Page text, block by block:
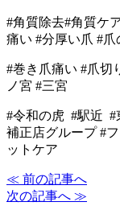
#角質除去#角質ケ
痛い #分厚い爪 #爪
#巻き爪痛い #爪切
ノ宮 #三宮
#令和の虎 #駅近 #
補正店グループ #
ットケア
≪ 前の記事へ
次の記事へ ≫